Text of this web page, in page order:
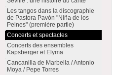
Les tangos dans la discographie
de Pastora Pavón "Niña de los
Peines" (première partie)
Concerts et spectacles
Concerts des ensembles
Kapsberger et Elyma
Cancanilla de Marbella / Antonio
Moya / Pepe Torres